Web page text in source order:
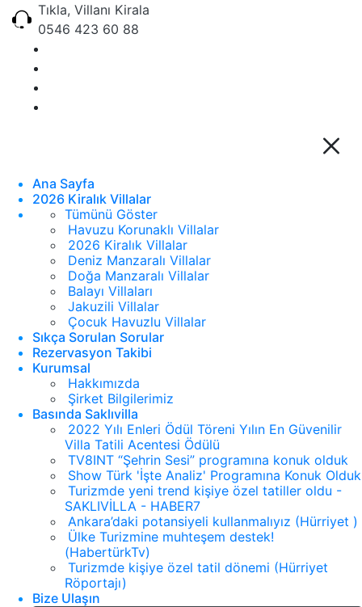
Tıkla, Villanı Kirala
0546 423 60 88
Ana Sayfa
2026 Kiralık Villalar
Tümünü Göster
Havuzu Korunaklı Villalar
2026 Kiralık Villalar
Deniz Manzaralı Villalar
Doğa Manzaralı Villalar
Balayı Villaları
Jakuzili Villalar
Çocuk Havuzlu Villalar
Sıkça Sorulan Sorular
Rezervasyon Takibi
Kurumsal
Hakkımızda
Şirket Bilgilerimiz
Basında Saklıvilla
2022 Yılı Enleri Ödül Töreni Yılın En Güvenilir
Villa Tatili Acentesi Ödülü
TV8INT “Şehrin Sesi” programına konuk olduk
Show Türk 'İşte Analiz' Programına Konuk Olduk
Turizmde yeni trend kişiye özel tatiller oldu -
SAKLIVİLLA - HABER7
Ankara’daki potansiyeli kullanmalıyız (Hürriyet )
Ülke Turizmine muhteşem destek!
(HabertürkTv)
Turizmde kişiye özel tatil dönemi (Hürriyet
Röportajı)
Bize Ulaşın